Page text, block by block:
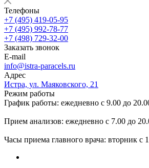
Телефоны
+7 (495) 419-05-95
+7 (495) 992-78-77
+7 (498) 729-32-00
Заказать звонок
E-mail
info@istra-paracels.ru
Адрес
Истра, ул. Маяковского, 21
Режим работы
График работы: ежедневно с 9.00 до
Прием анализов: ежедневно с 7.00 до
Часы приема главного врача: вторник с